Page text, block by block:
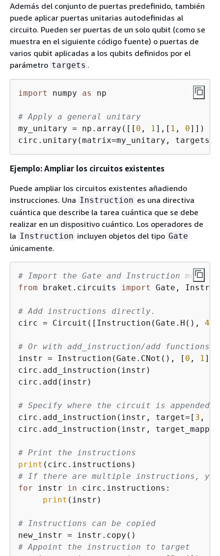
Además del conjunto de puertas predefinido, también
puede aplicar puertas unitarias autodefinidas al
circuito. Pueden ser puertas de un solo qubit (como se
muestra en el siguiente código fuente) o puertas de
varios qubit aplicadas a los qubits definidos por el
parámetro targets .
import numpy as np
# Apply a general unitary
my_unitary = np.array([[ 0 , 1 ],[ 1 , 0]])
circ.unitary(matrix=my_unitary, targets=[
Ejemplo: Ampliar los circuitos existentes
Puede ampliar los circuitos existentes añadiendo
instrucciones. Una Instruction es una directiva
cuántica que describe la tarea cuántica que se debe
realizar en un dispositivo cuántico. Los operadores de
la Instruction incluyen objetos del tipo Gate
únicamente.
# Import the Gate and Instruction modules
from braket.circuits import Gate,
# Add instructions directly.
circ = Circuit([Instruction(Gate.H(), 4
# Or with add_instruction/add functions
instr = Instruction(Gate.CNot(), [ 0 , 1 ])
circ.add_instruction(instr)
circ.add(instr)
# Specify where the circuit is appended
circ.add_instruction(instr, target=[ 3 ,
circ.add_instruction(instr,
# Print the instructions
print
# If there are multiple instructions,
for instr in circ.instructions:
print (instr)
# Instructions can be copied
# Appoint the instruction to target